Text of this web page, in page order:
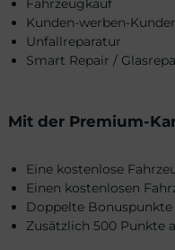
Fahrzeugkauf
Kunden-werben-
Unfallreparatur
Smart Repair /
Mit der Premium-
Eine kostenlose
Einen kostenlosen
Doppelte
Zusätzlich 500 Punkte